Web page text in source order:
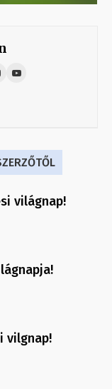
világnap!
vilgnap!